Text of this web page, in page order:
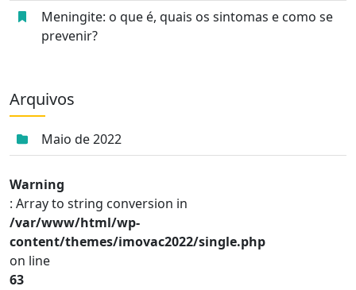
Meningite: o que é, quais os sintomas e como se
prevenir?
Arquivos
Maio de 2022
Warning
: Array to string conversion in
/var/www/html/wp-
content/themes/imovac2022/single.php
on line
63